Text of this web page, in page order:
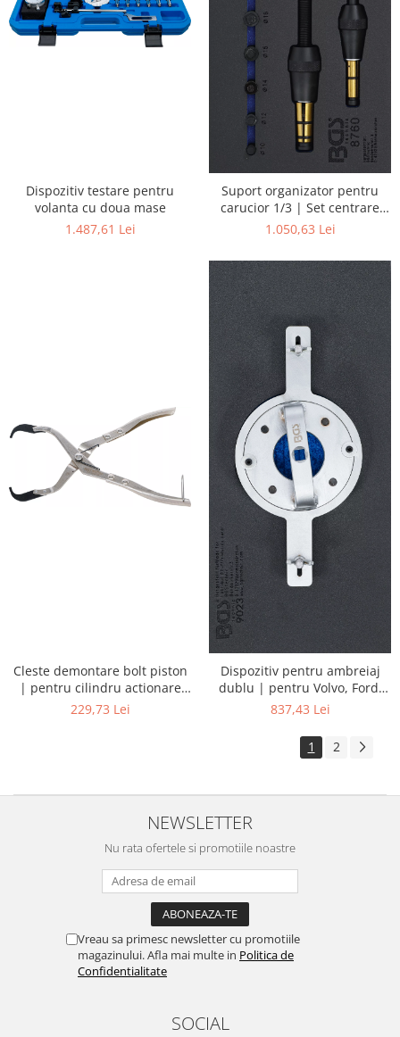
Dispozitiv testare pentru
volanta cu doua mase
1.487,61 Lei
Suport organizator pentru
carucior 1/3 | Set centrare
ambreiaj | 17 piese
1.050,63 Lei
Cleste demontare bolt piston
| pentru cilindru actionare
ambreiaj
229,73 Lei
Dispozitiv pentru ambreiaj
dublu | pentru Volvo, Ford,
Chrysler, Dodge
837,43 Lei
1 2
NEWSLETTER
Nu rata ofertele si promotiile noastre
Vreau sa primesc newsletter cu promotiile
magazinului. Afla mai multe in Politica de
Confidentialitate
SOCIAL